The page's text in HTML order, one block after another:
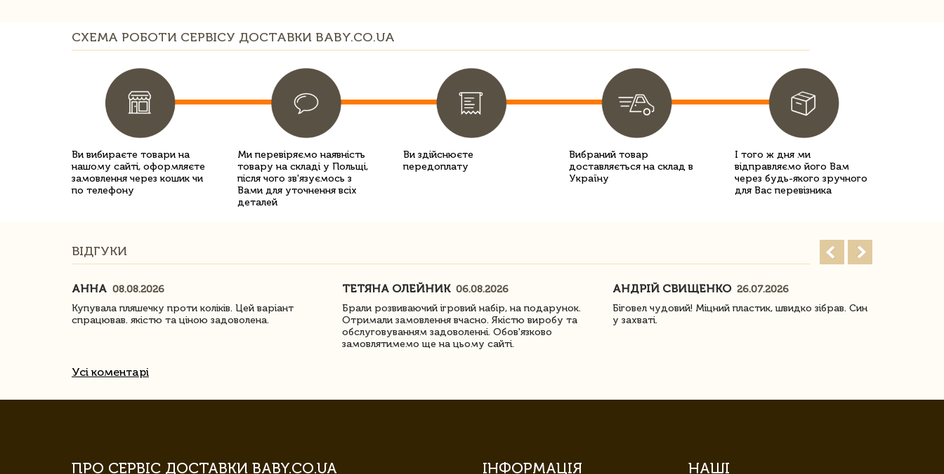
СХЕМА РОБОТИ СЕРВІСУ ДОСТАВКИ BABY.CO.UA
Ви вибираєте товари на
нашому сайті, оформляєте
замовлення через кошик чи
по телефону
Ми перевіряємо наявність
товару на складі у Польщі,
після чого зв'язуємось з
Вами для уточнення всіх
деталей
Ви здійснюєте
передоплату
Вибраний товар
доставляється на склад в
Україну
І того ж дня ми
відправляємо його Вам
через будь-якого зручного
для Вас перевізника
ВІДГУКИ
АННА 08.08.2026
Купувала пляшечку проти коліків. Цей варіант
спрацював. якістю та ціною задоволена.
ТЕТЯНА ОЛЕЙНИК 06.08.2026
Брали розвиваючий ігровий набір, на подарунок.
Отримали замовлення вчасно. Якістю виробу та
обслуговуванням задоволенні. Обов'язково
замовлятимемо ще на цьому сайті.
АНДРІЙ СВИЩЕНКО 26.07.2026
Біговел чудовий! Міцний пластик, швидко зібрав. Син
у захваті.
Усі коментарі
ПРО СЕРВІС ДОСТАВКИ BABY.CO.UA ІНФОРМАЦІЯ НАШІ